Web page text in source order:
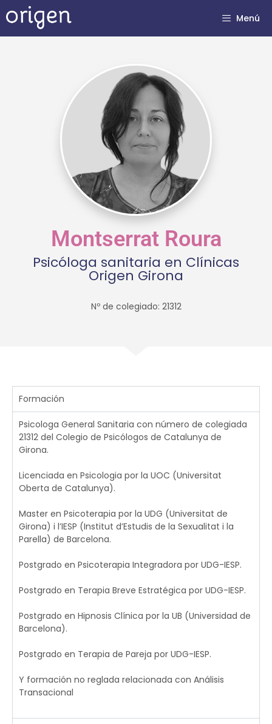
Menú
Montserrat Roura
Psicóloga sanitaria en Clínicas
Origen Girona
Nº de colegiado: 21312
Formación
Psicologa General Sanitaria con número de colegiada
21312 del Colegio de Psicólogos de Catalunya de
Girona.
Licenciada en Psicologia por la UOC (Universitat
Oberta de Catalunya).
Master en Psicoterapia por la UDG (Universitat de
Girona) i l’IESP (Institut d’Estudis de la Sexualitat i la
Parella) de Barcelona.
Postgrado en Psicoterapia Integradora por UDG-IESP.
Postgrado en Terapia Breve Estratégica por UDG-IESP.
Postgrado en Hipnosis Clínica por la UB (Universidad de
Barcelona).
Postgrado en Terapia de Pareja por UDG-IESP.
Y formación no reglada relacionada con Análisis
Transacional